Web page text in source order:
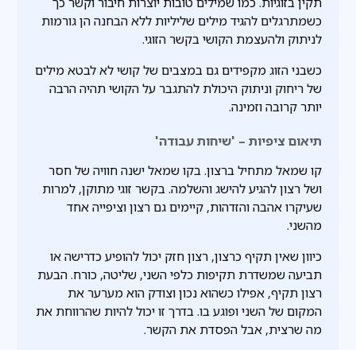
כשמתרגלים להגיד מילים שליליות ללא הבחנה הן גורמות
לניתוק ולהעצמת הקושי בקשר הזוגי.
כשבני הזוג מקפידים גם במצבים של קושי לא לבטא מילים
של ריחוק וניתוק היכולת להתגבר על הקושי תהיה הרבה
יותר קרובה וזמינה.
תיאום ציפיות – 'שיחות עבודה'
קו שמאל מתחיל ברצון. בקו שמאל ישנה חוויה של חסר
ושל רצון להגיע להישג והשלמה. בקשר זוגי מתוקן, למרות
שעיקרו אהבה והזדהות, קיימים גם רצון וציפייה אחד
מהשני.
כיוון שאין תקיף כרצון, רצון חזק יכול להופיע כדרישה או
תביעה שמשדרת תקיפות כלפי השני, שליטה, כורח. הבעת
רצון תקיף, אפילו כשהוא נכון וצודק הוא מערער את
המקום של השני ופוגע בו. בדרך זו יכול להיות שהרווחת את
מה שרצית, אבל הפסדת את הקשר.